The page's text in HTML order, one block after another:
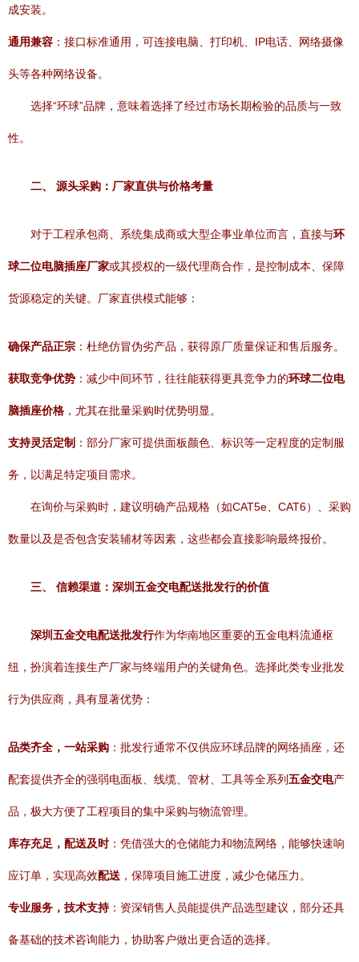
成安装。
通用兼容 ：接口标准通用，可连接电脑、打印机、IP电话、网络摄像
头等各种网络设备。
选择“环球”品牌，意味着选择了经过市场长期检验的品质与一致
性。
二、 源头采购：厂家直供与价格考量
对于工程承包商、系统集成商或大型企事业单位而言，直接与环
球二位电脑插座厂家或其授权的一级代理商合作，是控制成本、保障
货源稳定的关键。厂家直供模式能够：
确保产品正宗 ：杜绝仿冒伪劣产品，获得原厂质量保证和售后服务。
获取竞争优势 ：减少中间环节，往往能获得更具竞争力的环球二位电
脑插座价格 ，尤其在批量采购时优势明显。
支持灵活定制 ：部分厂家可提供面板颜色、标识等一定程度的定制服
务，以满足特定项目需求。
在询价与采购时，建议明确产品规格（如CAT5e、CAT6）、采购
数量以及是否包含安装辅材等因素，这些都会直接影响最终报价。
三、 信赖渠道：深圳五金交电配送批发行的价值
深圳五金交电配送批发行作为华南地区重要的五金电料流通枢
纽，扮演着连接生产厂家与终端用户的关键角色。选择此类专业批发
行为供应商，具有显著优势：
品类齐全，一站采购 ：批发行通常不仅供应环球品牌的网络插座，还
配套提供齐全的强弱电面板、线缆、管材、工具等全系列五金交电产
品，极大方便了工程项目的集中采购与物流管理。
库存充足，配送及时：凭借强大的仓储能力和物流网络，能够快速响
应订单，实现高效配送 ，保障项目施工进度，减少仓储压力。
专业服务，技术支持：资深销售人员能提供产品选型建议，部分还具
备基础的技术咨询能力，协助客户做出更合适的选择。